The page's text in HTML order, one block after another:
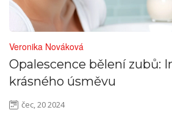
Veronika Nováková
Opalescence bělení zubů:
krásného úsměvu
čec, 20 2024